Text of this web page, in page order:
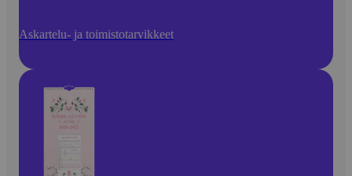
Askartelu- ja toimistotarvikkeet